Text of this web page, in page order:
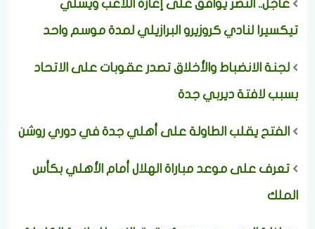
عاجل.. النصر يوافق على إعارة اللاعب ويسلي
تيكسيرا لنادي كروزيرو البرازيلي لمدة موسم واحد
لجنة الانضباط والأخلاق تصدر عقوبات على الاتحاد
بسبب لافتة ديربي جدة
الفتح يقلب الطاولة على أهلي جدة في دوري روشن
تعرف على موعد مباراة الهلال أمام الأهلي بكأس
الملك